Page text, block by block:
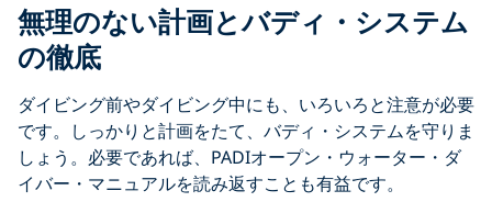
無理のない計画とバディ・システム
の徹底
ダイビング前やダイビング中にも、いろいろと注意が必要
です。しっかりと計画をたて、バディ・システムを守りま
しょう。必要であれば、PADIオープン・ウォーター・ダ
イバー・マニュアルを読み返すことも有益です。